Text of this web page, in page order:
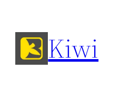
contenido Kiwi